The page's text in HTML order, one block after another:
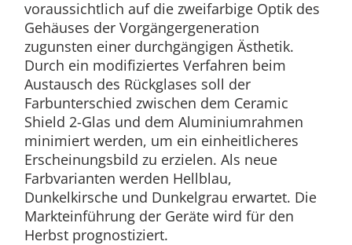
voraussichtlich auf die zweifarbige Optik des
Gehäuses der Vorgängergeneration
zugunsten einer durchgängigen Ästhetik.
Durch ein modifiziertes Verfahren beim
Austausch des Rückglases soll der
Farbunterschied zwischen dem Ceramic
Shield 2-Glas und dem Aluminiumrahmen
minimiert werden, um ein einheitlicheres
Erscheinungsbild zu erzielen. Als neue
Farbvarianten werden Hellblau,
Dunkelkirsche und Dunkelgrau erwartet. Die
Markteinführung der Geräte wird für den
Herbst prognostiziert.